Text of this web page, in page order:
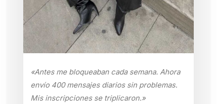
«Antes me bloqueaban cada semana. Ahora
envío 400 mensajes diarios sin problemas.
Mis inscripciones se triplicaron.»